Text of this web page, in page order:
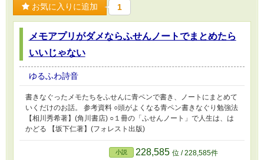
お気に入りに追加 1
メモアプリがダメならふせんノートでまとめたら
いいじゃない
ゆるふわ詩音
書きなぐったメモたちをふせんに青ペンで書き、ノートにまとめて
いくだけのお話。 参考資料 ○頭がよくなる青ペン書きなぐり勉強法
【相川秀希著】(角川書店) ○１冊の「ふせんノート」で人生は、は
かどる 【坂下仁著】(フォレスト出版)
小説 228,585 位 / 228,585件